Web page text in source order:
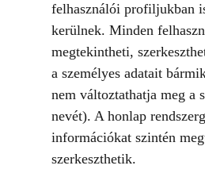
felhasználói profiljukban
kerülnek. Minden
megtekintheti,
a személyes adatait
nem változtathatja meg a
nevét). A honlap
információkat szintén
szerkeszthetik.